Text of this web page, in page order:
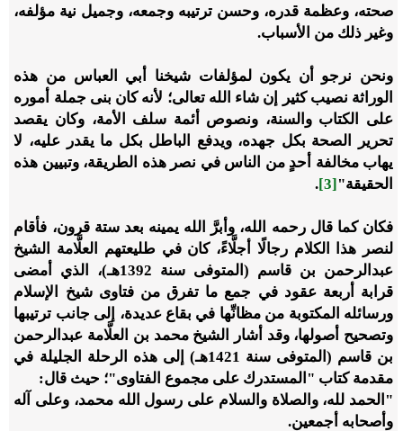
صحته، وعظمة قدره، وحسن ترتيبه وجمعه، وجميل نية مؤلفه،
وغير ذلك من الأسباب.
ونحن نرجو أن يكون لمؤلفات شيخنا أبي العباس من هذه
الوراثة نصيب كثير إن شاء الله تعالى؛ لأنه كان بنى جملة أموره
على الكتاب والسنة، ونصوص أئمة سلف الأمة، وكان يقصد
تحرير الصحة بكل جهده، ويدفع الباطل بكل ما يقدر عليه، لا
يهاب مخالفة أحدٍ من الناس في نصر هذه الطريقة، وتبيين هذه
الحقيقة"[3]
.
فكان كما قال رحمه الله، وأبرَّ الله يمينه بعد ستة قرون، فأقام
لنصر هذا الكلام رجالًا أجلَّاءً، كان في طليعتهم العلَّامة الشيخ
عبدالرحمن بن قاسم (المتوفى سنة 1392هـ)، الذي أمضى
قرابة أربعة عقود في جمع ما تفرق من فتاوى شيخ الإسلام
ورسائله المكتوبة من مظانِّها في بقاع عديدة، إلى جانب ترتيبها
وتصحيح أصولها، وقد أشار الشيخ محمد بن العلَّامة عبدالرحمن
بن قاسم (المتوفى سنة 1421هـ) إلى هذه الرحلة الجليلة في
مقدمة كتاب "المستدرك على مجموع الفتاوى"؛ حيث قال:
"الحمد لله، والصلاة والسلام على رسول الله محمد، وعلى آله
وأصحابه أجمعين.